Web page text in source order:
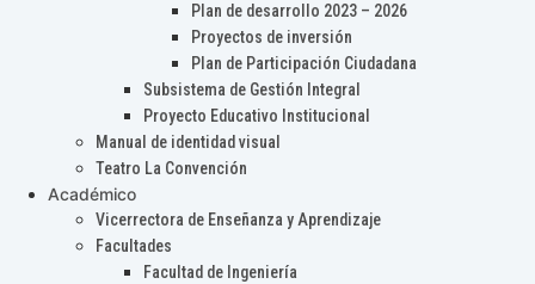
Plan de desarrollo 2023 – 2026
Proyectos de inversión
Plan de Participación Ciudadana
Subsistema de Gestión Integral
Proyecto Educativo Institucional
Manual de identidad visual
Teatro La Convención
Académico
Vicerrectora de Enseñanza y Aprendizaje
Facultades
Facultad de Ingeniería